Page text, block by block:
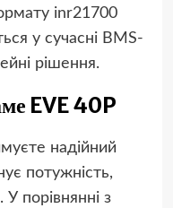
inr21700
у сучасні BMS-
рішення.
EVE 40P
надійний
потужність,
У порівнянні з